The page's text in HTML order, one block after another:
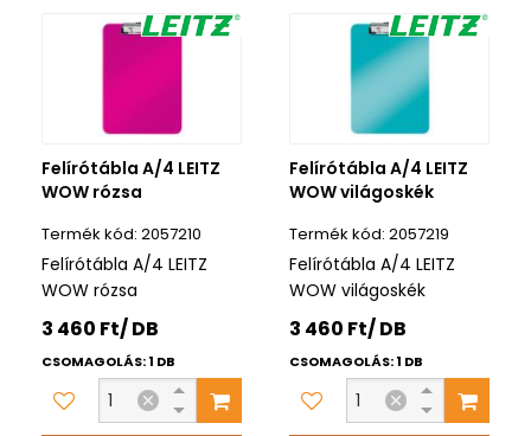
Felírótábla A/4 LEITZ
WOW rózsa
2057210
Felírótábla A/4 LEITZ
WOW rózsa
3 460 Ft/ DB
CSOMAGOLÁS: 1 DB
Felírótábla A/4 LEITZ
WOW világoskék
2057219
Felírótábla A/4 LEITZ
WOW világoskék
3 460 Ft/ DB
CSOMAGOLÁS: 1 DB